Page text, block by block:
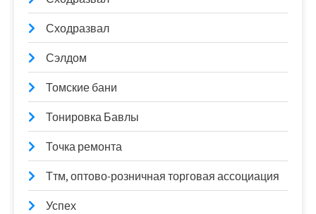
Сходразвал
Сэлдом
Томские бани
Тонировка Бавлы
Точка ремонта
Ттм, оптово-розничная торговая ассоциация
Успех